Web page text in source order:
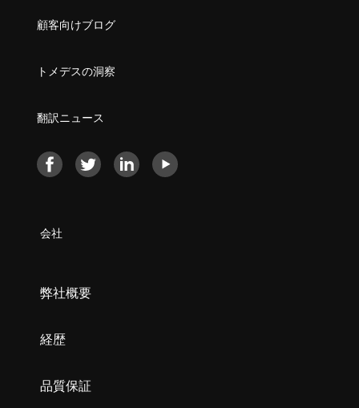
顧客向けブログ
トメデスの洞察
翻訳ニュース
会社
弊社概要
経歴
品質保証